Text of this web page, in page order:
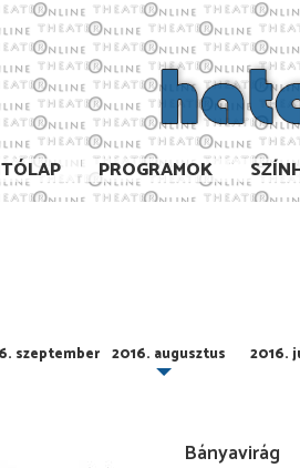
PROGRAMOK
szeptember 2016. augusztus 2016.
Bányavirág